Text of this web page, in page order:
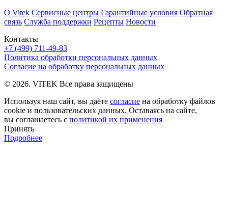
Контакты
+7 (499) 711-49-83
О Vitek Сервисные центры Гарантийные условия Обратная
связь Служба поддержки Рецепты Новости
Политика обработки персональных данных
Согласие на обработку персональных данных
© 2026. VITEK Все права защищены
Используя наш сайт, вы даёте согласие на обработку файлов
cookie и пользовательских данных. Оставаясь на сайте,
вы соглашаетесь с политикой их применения
Принять
Подробнее